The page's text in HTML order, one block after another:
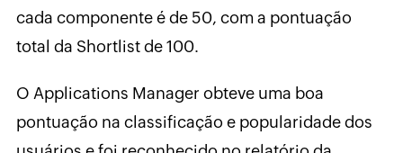
cada componente é de 50, com a pontuação
total da Shortlist de 100.
O Applications Manager obteve uma boa
pontuação na classificação e popularidade dos